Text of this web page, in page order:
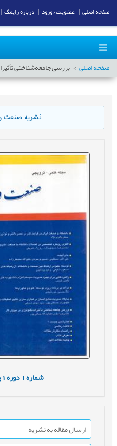
صفحه اصلی بررسی جامعه‌شناختی
نشریه صنعت و
شماره1 دوره1
ارسال مقاله به نشریه
صفحه اصلی عضویت/ ورود درباره رایمگ